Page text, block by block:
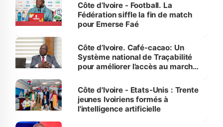
Côte d’Ivoire - Football. La
Fédération siffle la fin de match
pour Emerse Faé
Côte d’Ivoire. Café-cacao: Un
Système national de Traçabilité
pour améliorer l’accès au marché
Côte d'Ivoire - Etats-Unis : Trente
jeunes Ivoiriens formés à
l'intelligence artificielle